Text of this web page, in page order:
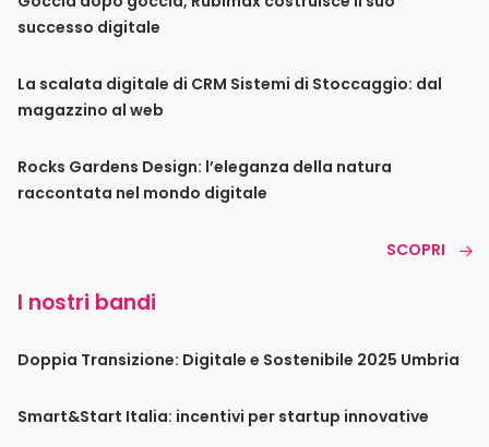
successo digitale
La scalata digitale di CRM Sistemi di Stoccaggio: dal
magazzino al web
Rocks Gardens Design: l’eleganza della natura
raccontata nel mondo digitale
SCOPRI
I nostri bandi
Doppia Transizione: Digitale e Sostenibile 2025 Umbria
Smart&Start Italia: incentivi per startup innovative